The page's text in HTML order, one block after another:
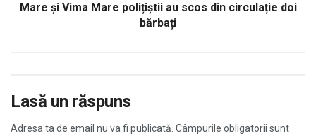
Mare și Vima Mare polițiștii au scos din circulație doi
bărbați
Lasă un răspuns
Adresa ta de email nu va fi publicată. Câmpurile obligatorii sunt